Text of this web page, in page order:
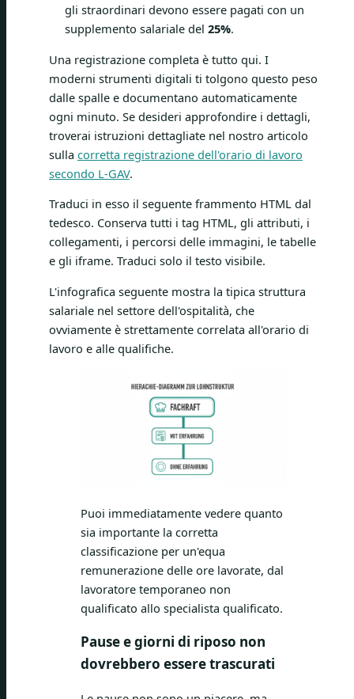
gli straordinari devono essere pagati con un
supplemento salariale del 25%.
Una registrazione completa è tutto qui. I
moderni strumenti digitali ti tolgono questo peso
dalle spalle e documentano automaticamente
ogni minuto. Se desideri approfondire i dettagli,
troverai istruzioni dettagliate nel nostro articolo
sulla corretta registrazione dell'orario di lavoro
secondo L-GAV.
Traduci in esso il seguente frammento HTML dal
tedesco. Conserva tutti i tag HTML, gli attributi, i
collegamenti, i percorsi delle immagini, le tabelle
e gli iframe. Traduci solo il testo visibile.
L'infografica seguente mostra la tipica struttura
salariale nel settore dell'ospitalità, che
ovviamente è strettamente correlata all'orario di
lavoro e alle qualifiche.
Puoi immediatamente vedere quanto
sia importante la corretta
classificazione per un'equa
remunerazione delle ore lavorate, dal
lavoratore temporaneo non
qualificato allo specialista qualificato.
Pause e giorni di riposo non
dovrebbero essere trascurati